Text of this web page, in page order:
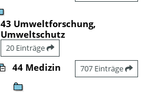
43 Umweltforschung,
Umweltschutz
20 Einträge
44 Medizin 707 Einträge